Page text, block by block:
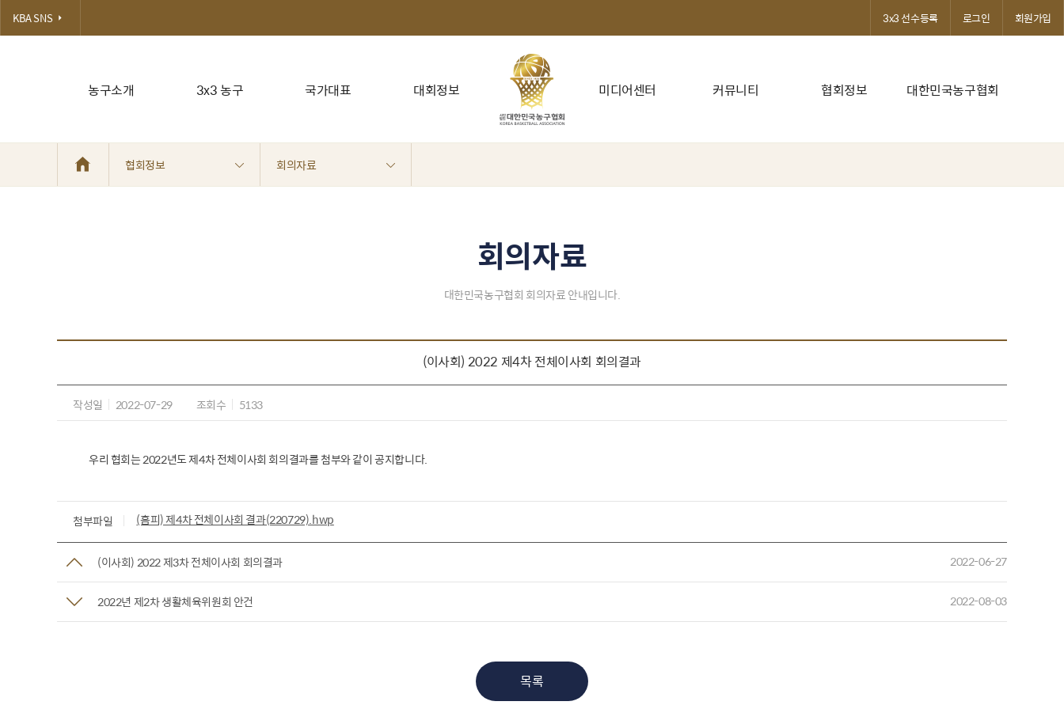
농구소개 3x3 농구 국가대표 대회정보 미디어센터 커뮤니티 협회정보 대한민국농구협회
KBA SNS 3x3 선수등록 로그인 회원가입
협회정보 회의자료
회의자료
대한민국농구협회 회의자료 안내입니다.
(이사회) 2022 제4차 전체이사회 회의결과
작성일 2022-07-29 조회수 5133
우리 협회는 2022년도 제4차 전체이사회 회의결과를 첨부와 같이 공지합니다.
첨부파일 (홈피) 제4차 전체이사회 결과(220729).hwp
(이사회) 2022 제3차 전체이사회 회의결과 2022-06-27
2022년 제2차 생활체육위원회 안건 2022-08-03
목록